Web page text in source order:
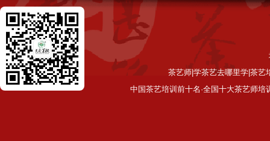
茶艺师|学茶艺去哪里学|茶艺
中国茶艺培训前十名·全国十大茶艺师培